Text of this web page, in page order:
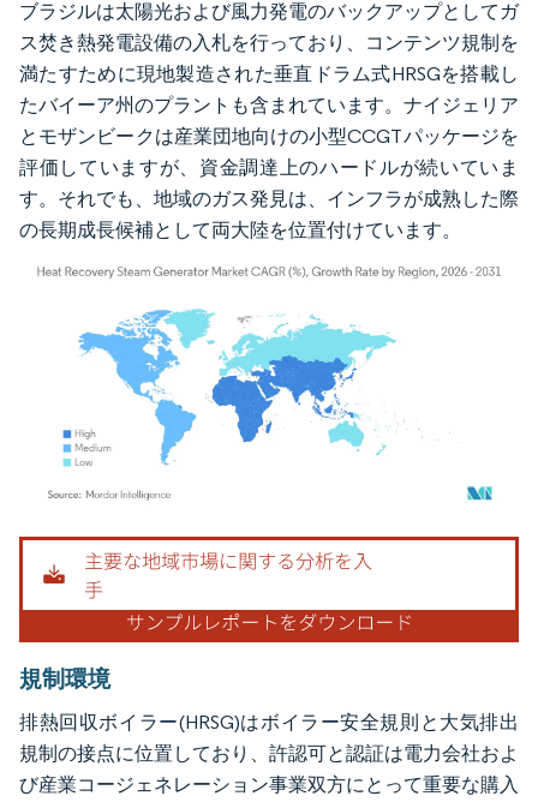
ブラジルは太陽光および風力発電のバックアップとしてガ
ス焚き熱発電設備の入札を行っており、コンテンツ規制を
満たすために現地製造された垂直ドラム式HRSGを搭載し
たバイーア州のプラントも含まれています。ナイジェリア
とモザンビークは産業団地向けの小型CCGTパッケージを
評価していますが、資金調達上のハードルが続いていま
す。それでも、地域のガス発見は、インフラが成熟した際
の長期成長候補として両大陸を位置付けています。
画像 © Mordor Intelligence。再利用にはCC BY 4.0の表示が必要です。
規制環境
排熱回収ボイラー(HRSG)はボイラー安全規則と大気排出
規制の接点に位置しており、許認可と認証は電力会社およ
び産業コージェネレーション事業双方にとって重要な購入